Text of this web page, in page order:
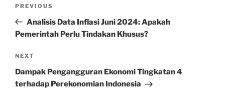
Previous
Post
PREVIOUS
Analisis Data Inflasi Juni 2024: Apakah
Pemerintah Perlu Tindakan Khusus?
Next
Post
NEXT
Dampak Pengangguran Ekonomi Tingkatan 4
terhadap Perekonomian Indonesia